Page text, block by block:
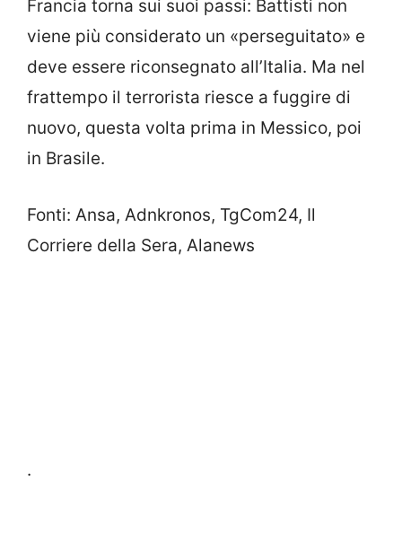
Francia torna sui suoi passi: Battisti non
viene più considerato un «perseguitato» e
deve essere riconsegnato all’Italia. Ma nel
frattempo il terrorista riesce a fuggire di
nuovo, questa volta prima in Messico, poi
in Brasile.
Fonti: Ansa, Adnkronos, TgCom24, Il
Corriere della Sera, Alanews
.